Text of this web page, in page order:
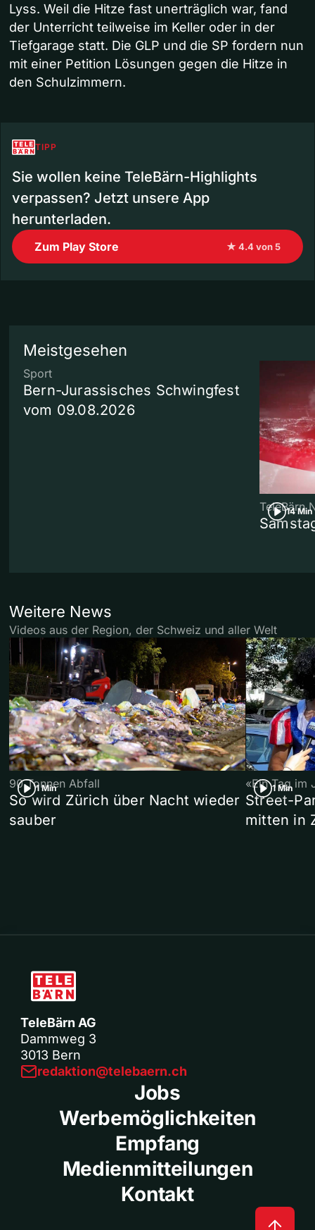
Lyss. Weil die Hitze fast unerträglich war, fand
der Unterricht teilweise im Keller oder in der
Tiefgarage statt. Die GLP und die SP fordern nun
mit einer Petition Lösungen gegen die Hitze in
den Schulzimmern.
TIPP
Sie wollen keine TeleBärn-Highlights
verpassen? Jetzt unsere App
herunterladen.
Zum Play Store ★ 4.4 von 5
Meistgesehen
Sport
Bern-Jurassisches Schwingfest
vom 09.08.2026
14 Min
TeleBärn
Weitere News
Videos aus der Region, der Schweiz und aller Welt
1 Min
90 Tonnen Abfall
So wird Zürich über Nacht wieder
sauber
1 Min
«Ein Tag im
Street-
mitten in
TeleBärn AG
Dammweg 3
3013 Bern
redaktion@telebaern.ch
Jobs
Werbemöglichkeiten
Empfang
Medienmitteilungen
Kontakt